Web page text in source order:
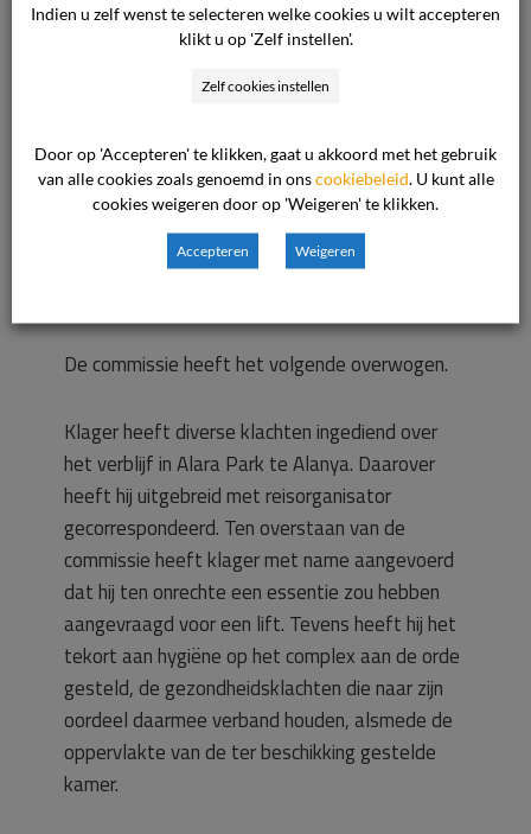
die de gang van zaken heeft beschreven. Er zijn
voren dat er geen problemen waren. Wij bieden
de accommodatie niet meer in onze brochure
De commissie heeft het volgende overwogen.
Klager heeft diverse klachten ingediend over
het verblijf in Alara Park te Alanya. Daarover
heeft hij uitgebreid met reisorganisator
gecorrespondeerd. Ten overstaan van de
commissie heeft klager met name aangevoerd
dat hij ten onrechte een essentie zou hebben
aangevraagd voor een lift. Tevens heeft hij het
tekort aan hygiëne op het complex aan de orde
gesteld, de gezondheidsklachten die naar zijn
oordeel daarmee verband houden, alsmede de
oppervlakte van de ter beschikking gestelde
kamer.
Indien u zelf wenst te selecteren welke cookies u wilt accepteren
klikt u op 'Zelf instellen'.
Zelf cookies instellen
Door op 'Accepteren' te klikken, gaat u akkoord met het gebruik
van alle cookies zoals genoemd in onscookiebeleid . U kunt alle
cookies weigeren door op 'Weigeren' te klikken.
Accepteren Weigeren